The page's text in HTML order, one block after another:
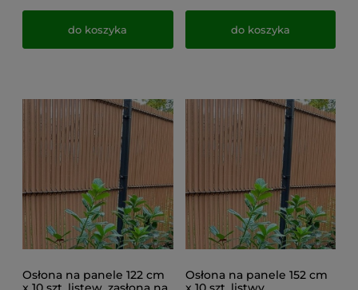
do koszyka do koszyka
Osłona na panele 122 cm
Osłona na panele 152 cm